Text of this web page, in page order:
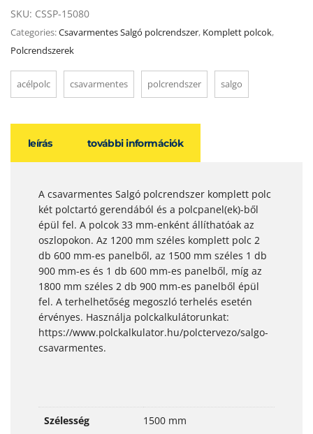
SKU: CSSP-15080
Categories:Csavarmentes Salgó polcrendszer, Komplett polcok,
Polcrendszerek
acélpolc csavarmentes polcrendszer salgo
leírás további információk
A csavarmentes Salgó polcrendszer komplett polc
két polctartó gerendából és a polcpanel(ek)-ből
épül fel. A polcok 33 mm-enként állíthatóak az
oszlopokon. Az 1200 mm széles komplett polc 2
db 600 mm-es panelből, az 1500 mm széles 1 db
900 mm-es és 1 db 600 mm-es panelből, míg az
1800 mm széles 2 db 900 mm-es panelből épül
fel. A terhelhetőség megoszló terhelés esetén
érvényes. Használja polckalkulátorunkat:
https://www.polckalkulator.hu/polctervezo/salgo-
csavarmentes.
Szélesség 1500 mm